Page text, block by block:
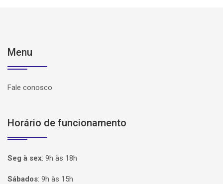
Menu
Fale conosco
Horário de funcionamento
Seg à sex: 9h às 18h
Sábados: 9h às 15h